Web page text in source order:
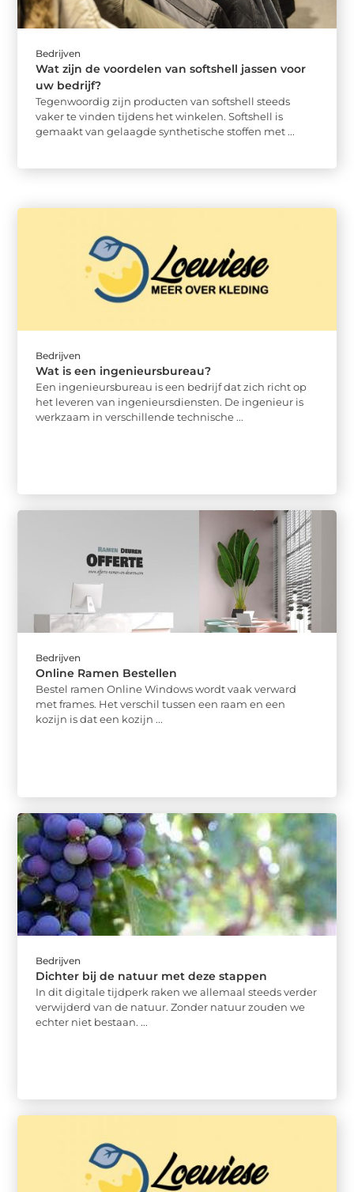
Bedrijven
Wat zijn de voordelen van softshell jassen voor
uw bedrijf?
Tegenwoordig zijn producten van softshell steeds
vaker te vinden tijdens het winkelen. Softshell is
gemaakt van gelaagde synthetische stoffen met ...
Bedrijven
Wat is een ingenieursbureau?
Een ingenieursbureau is een bedrijf dat zich richt op
het leveren van ingenieursdiensten. De ingenieur is
werkzaam in verschillende technische ...
Bedrijven
Online Ramen Bestellen
Bestel ramen Online Windows wordt vaak verward
met frames. Het verschil tussen een raam en een
kozijn is dat een kozijn ...
Bedrijven
Dichter bij de natuur met deze stappen
In dit digitale tijdperk raken we allemaal steeds verder
verwijderd van de natuur. Zonder natuur zouden we
echter niet bestaan. ...